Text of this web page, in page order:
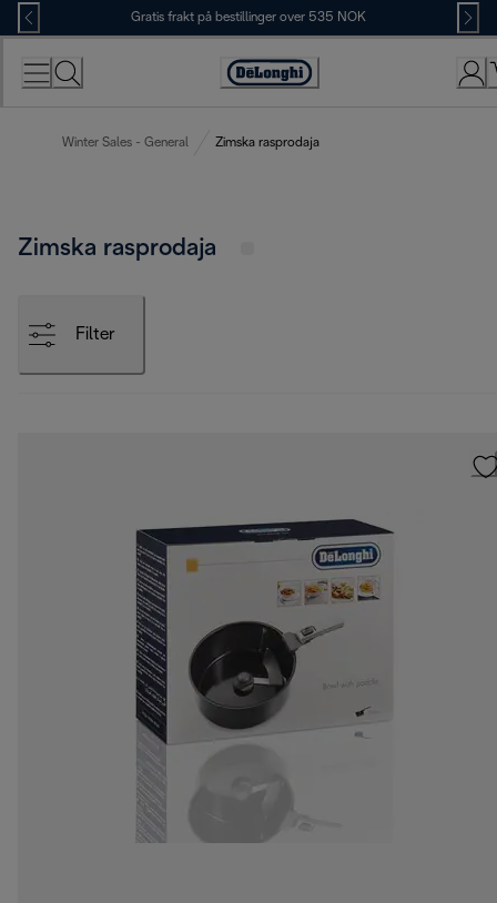
Skip
to
Content
Gratis frakt på bestillinger over 535 NOK
Accessibility
Winter Sales - General Zimska rasprodaja
Zimska rasprodaja
Filter